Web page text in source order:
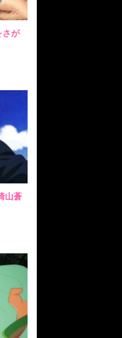
さが
山蒼